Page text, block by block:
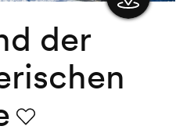
der